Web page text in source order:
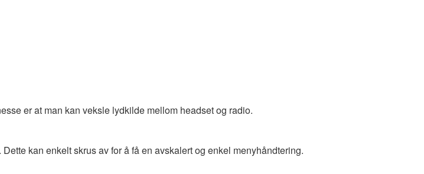
er at man kan veksle lydkilde mellom headset og radio.
kan enkelt skrus av for å få en avskalert og enkel menyhåndtering.